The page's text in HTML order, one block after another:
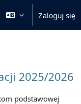
Zaloguj się
2025/2026
podstawowej